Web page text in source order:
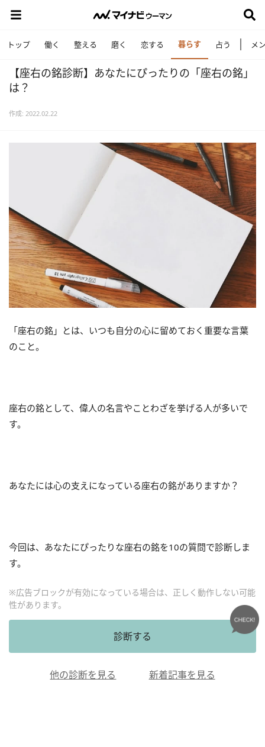
トップ 働く 整える 磨く 恋する 暮らす 占う メ
【座右の銘診断】あなたにぴったりの「座右の銘」
は？
作成: 2022.02.22
「座右の銘」とは、いつも自分の心に留めておく重要な言葉
のこと。
座右の銘として、偉人の名言やことわざを挙げる人が多いで
す。
あなたには心の支えになっている座右の銘がありますか？
今回は、あなたにぴったりな座右の銘を10の質問で診断しま
す。
※広告ブロックが有効になっている場合は、正しく動作しない可能
性があります。
診断する
他の診断を見る 新着記事を見る